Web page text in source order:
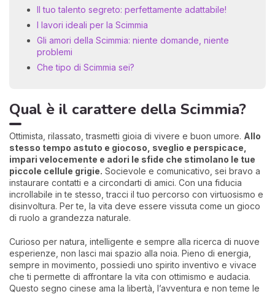
Il tuo talento segreto: perfettamente adattabile!
I lavori ideali per la Scimmia
Gli amori della Scimmia: niente domande, niente
problemi
Che tipo di Scimmia sei?
Qual è il carattere della Scimmia?
Ottimista, rilassato, trasmetti gioia di vivere e buon umore. Allo
stesso tempo astuto e giocoso, sveglio e perspicace,
impari velocemente e adori le sfide che stimolano le tue
piccole cellule grigie. Socievole e comunicativo, sei bravo a
instaurare contatti e a circondarti di amici. Con una fiducia
incrollabile in te stesso, tracci il tuo percorso con virtuosismo e
disinvoltura. Per te, la vita deve essere vissuta come un gioco
di ruolo a grandezza naturale.
Curioso per natura, intelligente e sempre alla ricerca di nuove
esperienze, non lasci mai spazio alla noia. Pieno di energia,
sempre in movimento, possiedi uno spirito inventivo e vivace
che ti permette di affrontare la vita con ottimismo e audacia.
Questo segno cinese ama la libertà, l’avventura e non teme le